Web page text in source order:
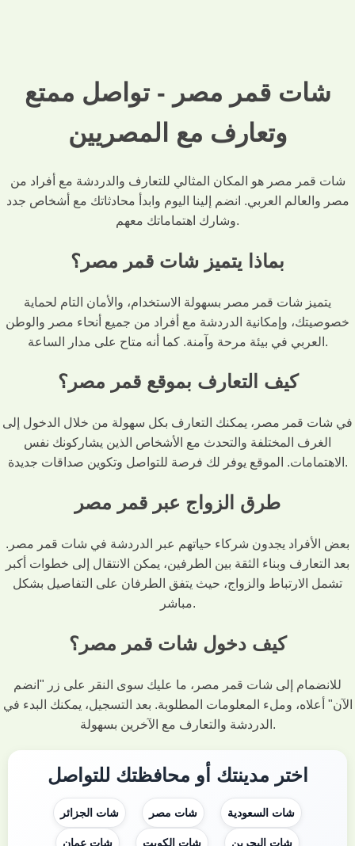
شات قمر مصر - تواصل ممتع
وتعارف مع المصريين
شات قمر مصر هو المكان المثالي للتعارف والدردشة مع أفراد من
مصر والعالم العربي. انضم إلينا اليوم وابدأ محادثاتك مع أشخاص جدد
وشارك اهتماماتك معهم.
بماذا يتميز شات قمر مصر؟
يتميز شات قمر مصر بسهولة الاستخدام، والأمان التام لحماية
خصوصيتك، وإمكانية الدردشة مع أفراد من جميع أنحاء مصر والوطن
العربي في بيئة مرحة وآمنة. كما أنه متاح على مدار الساعة.
كيف التعارف بموقع قمر مصر؟
في شات قمر مصر، يمكنك التعارف بكل سهولة من خلال الدخول إلى
الغرف المختلفة والتحدث مع الأشخاص الذين يشاركونك نفس
الاهتمامات. الموقع يوفر لك فرصة للتواصل وتكوين صداقات جديدة.
طرق الزواج عبر قمر مصر
بعض الأفراد يجدون شركاء حياتهم عبر الدردشة في شات قمر مصر.
بعد التعارف وبناء الثقة بين الطرفين، يمكن الانتقال إلى خطوات أكبر
تشمل الارتباط والزواج، حيث يتفق الطرفان على التفاصيل بشكل
مباشر.
كيف دخول شات قمر مصر؟
للانضمام إلى شات قمر مصر، ما عليك سوى النقر على زر "انضم
الآن" أعلاه، وملء المعلومات المطلوبة. بعد التسجيل، يمكنك البدء في
الدردشة والتعارف مع الآخرين بسهولة.
اختر مدينتك أو محافظتك للتواصل
شات السعودية شات مصر شات الجزائر
شات البحرين شات الكويت شات عمان